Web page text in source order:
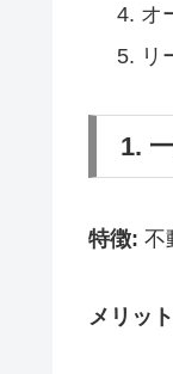
オ
リ
1.
特徴: 不
メリッ